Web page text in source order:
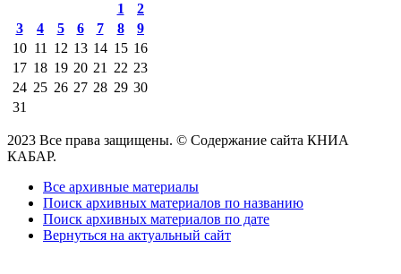
1
2
3
4 5 6 7 8
9
10 11 12 13 14 15 16
17 18 19 20 21 22 23
24 25 26 27 28 29 30
31
2023 Все права защищены. © Содержание сайта КНИА
КАБАР.
Все архивные материалы
Поиск архивных материалов по названию
Поиск архивных материалов по дате
Вернуться на актуальный сайт